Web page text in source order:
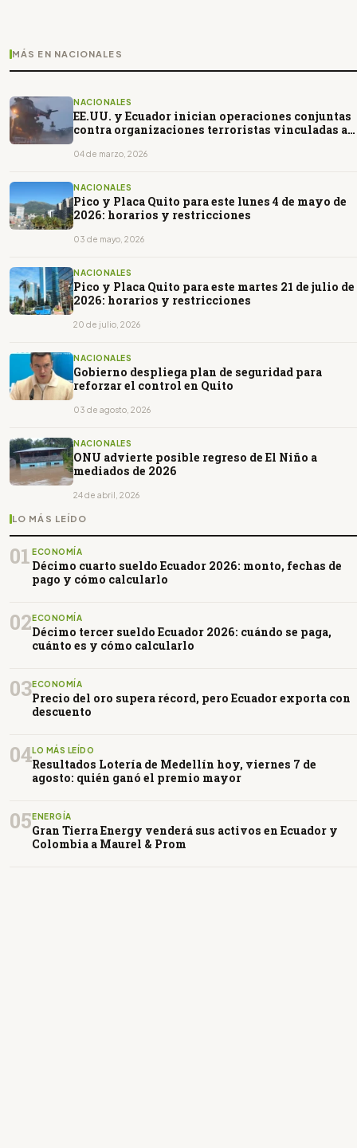
MÁS EN NACIONALES
NACIONALES
EE.UU. y Ecuador inician operaciones conjuntas
contra organizaciones terroristas vinculadas al
04 de marzo, 2026
NACIONALES
Pico y Placa Quito para este lunes 4 de mayo de
2026: horarios y restricciones
03 de mayo, 2026
NACIONALES
Pico y Placa Quito para este martes 21 de julio de
2026: horarios y restricciones
20 de julio, 2026
NACIONALES
Gobierno despliega plan de seguridad para
reforzar el control en Quito
03 de agosto, 2026
NACIONALES
ONU advierte posible regreso de El Niño a
mediados de 2026
24 de abril, 2026
LO MÁS LEÍDO
01 ECONOMÍA
Décimo cuarto sueldo Ecuador 2026: monto, fechas de
pago y cómo calcularlo
02ECONOMÍA
Décimo tercer sueldo Ecuador 2026: cuándo se paga,
cuánto es y cómo calcularlo
03ECONOMÍA
Precio del oro supera récord, pero Ecuador exporta con
descuento
04LO MÁS LEÍDO
Resultados Lotería de Medellín hoy, viernes 7 de
agosto: quién ganó el premio mayor
05ENERGÍA
Gran Tierra Energy venderá sus activos en Ecuador y
Colombia a Maurel & Prom